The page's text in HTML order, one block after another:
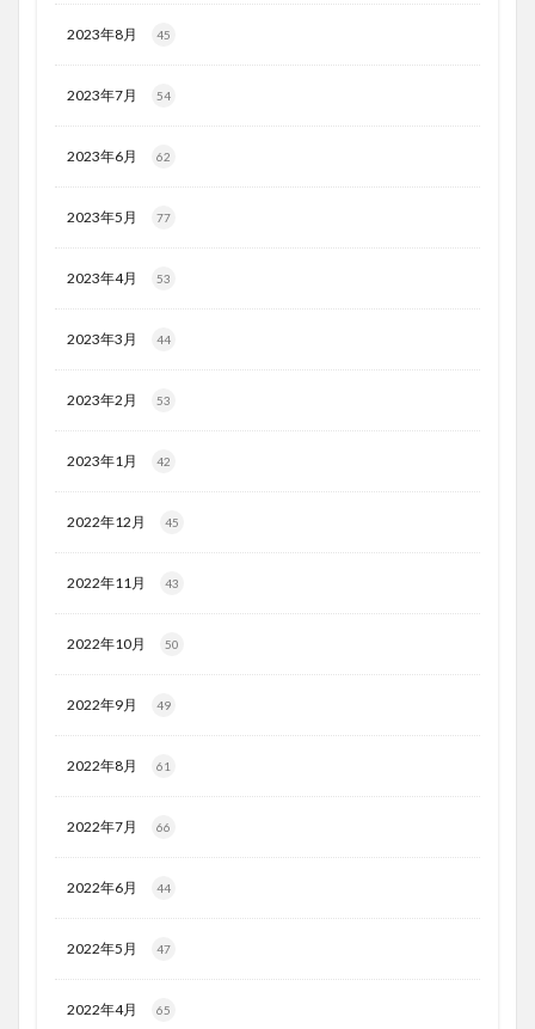
2023年8月 45
2023年7月 54
2023年6月 62
2023年5月 77
2023年4月 53
2023年3月 44
2023年2月 53
2023年1月 42
2022年12月 45
2022年11月 43
2022年10月 50
2022年9月 49
2022年8月 61
2022年7月 66
2022年6月 44
2022年5月 47
2022年4月 65